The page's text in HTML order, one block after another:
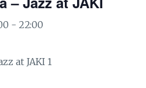
- 22:00